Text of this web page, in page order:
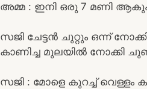
അമ്മ : ഇനി ഒരു 7 മണി
സജി ചേട്ടൻ ചുറ്റും ഒന്ന്
കാണിച്ച മുലയിൽ നോക്കി
സജി : മോളെ കുറച്ച് വെള്ളം